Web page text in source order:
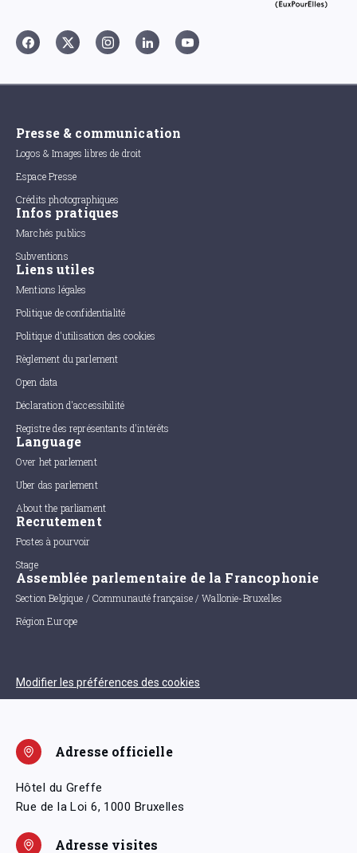
Presse & communication
Logos & Images libres de droit
Espace Presse
Crédits photographiques
Infos pratiques
Marchés publics
Subventions
Liens utiles
Mentions légales
Politique de confidentialité
Politique d'utilisation des cookies
Règlement du parlement
Open data
Déclaration d'accessibilité
Registre des représentants d'intérêts
Language
Over het parlement
Uber das parlement
About the parliament
Recrutement
Postes à pourvoir
Stage
Assemblée parlementaire de la Francophonie
Section Belgique / Communauté française / Wallonie-Bruxelles
Région Europe
Modifier les préférences des cookies
Adresse officielle
Hôtel du Greffe
Rue de la Loi 6, 1000 Bruxelles
Adresse visites